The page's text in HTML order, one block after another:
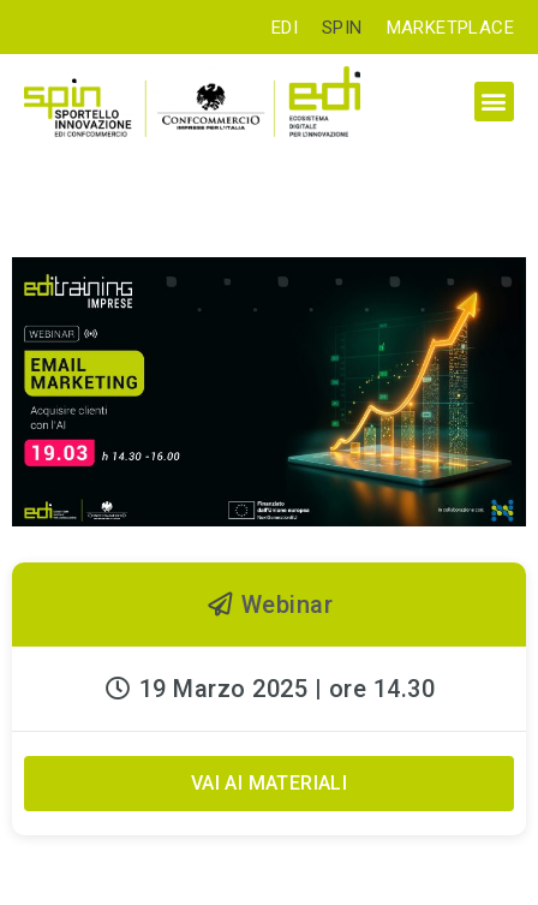
EDI SPIN MARKETPLACE
Webinar
19 Marzo 2025 | ore 14.30
VAI AI MATERIALI